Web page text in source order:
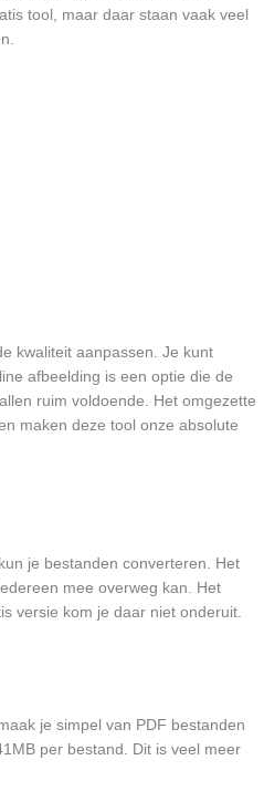
tool, maar daar staan vaak veel
kwaliteit aanpassen. Je kunt
afbeelding is een optie die de
ruim voldoende. Het omgezette
maken deze tool onze absolute
je bestanden converteren. Het
mee overweg kan. Het
versie kom je daar niet onderuit.
je simpel van PDF bestanden
per bestand. Dit is veel meer